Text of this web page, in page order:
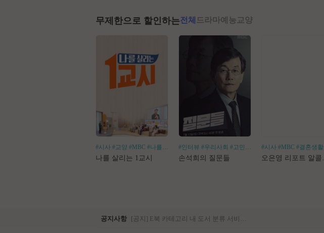
무제한으로 할인하는전체 드라마예능 교양
#시사 #교양 #MBC #나를살리는
나를 살리는 1교시
#인터뷰 #우리사회 #고민거리 #분야별
손석희의 질문들
#시사 #MBC #결혼생활
공지사항
[공지] 사이트 내 장기 콘텐츠 정리 작업 진행